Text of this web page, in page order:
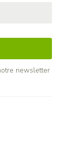
newsletter